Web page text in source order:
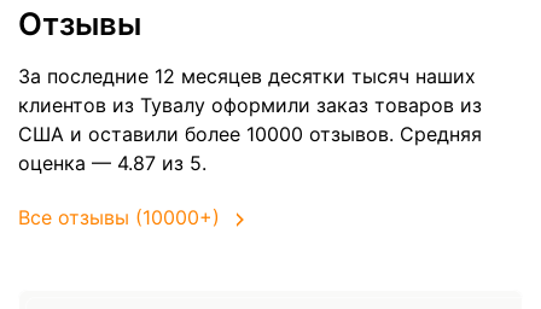
Отзывы
За последние 12 месяцев десятки тысяч наших
клиентов из Тувалу оформили заказ товаров из
США и оставили более 10000 отзывов. Средняя
оценка — 4.87 из 5.
Все отзывы (10000+)